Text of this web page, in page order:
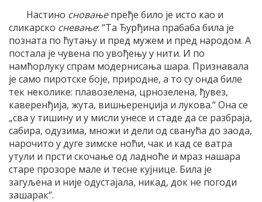
Настино сновањепређе било је исто као и
сликарско сневање: “Та Ђурђина прабаба била је
позната по ћутању и пред мужем и пред народом. А
постала је чувена по увођењу у нити. И по
намћорлуку спрам модернисања шара. Признавала
је само пиротске боје, природне, а то су онда биле
тек неколике: плавозелена, црнозелена, ђувез,
каверенђија, жута, вишњеренџија и лукова.“ Она се
„сва у тишину и у мисли унесе и стаде да се разбраја,
сабира, одузима, множи и дели од сванућа до заода,
нарочито у дуге зимске ноћи, чак и кад се ватра
утули и прсти скочање од ладноће и мраз нашара
старе прозоре мале и тесне кујнице. Била је
загуљена и није одустајала, никад, док не погоди
зашарак“.